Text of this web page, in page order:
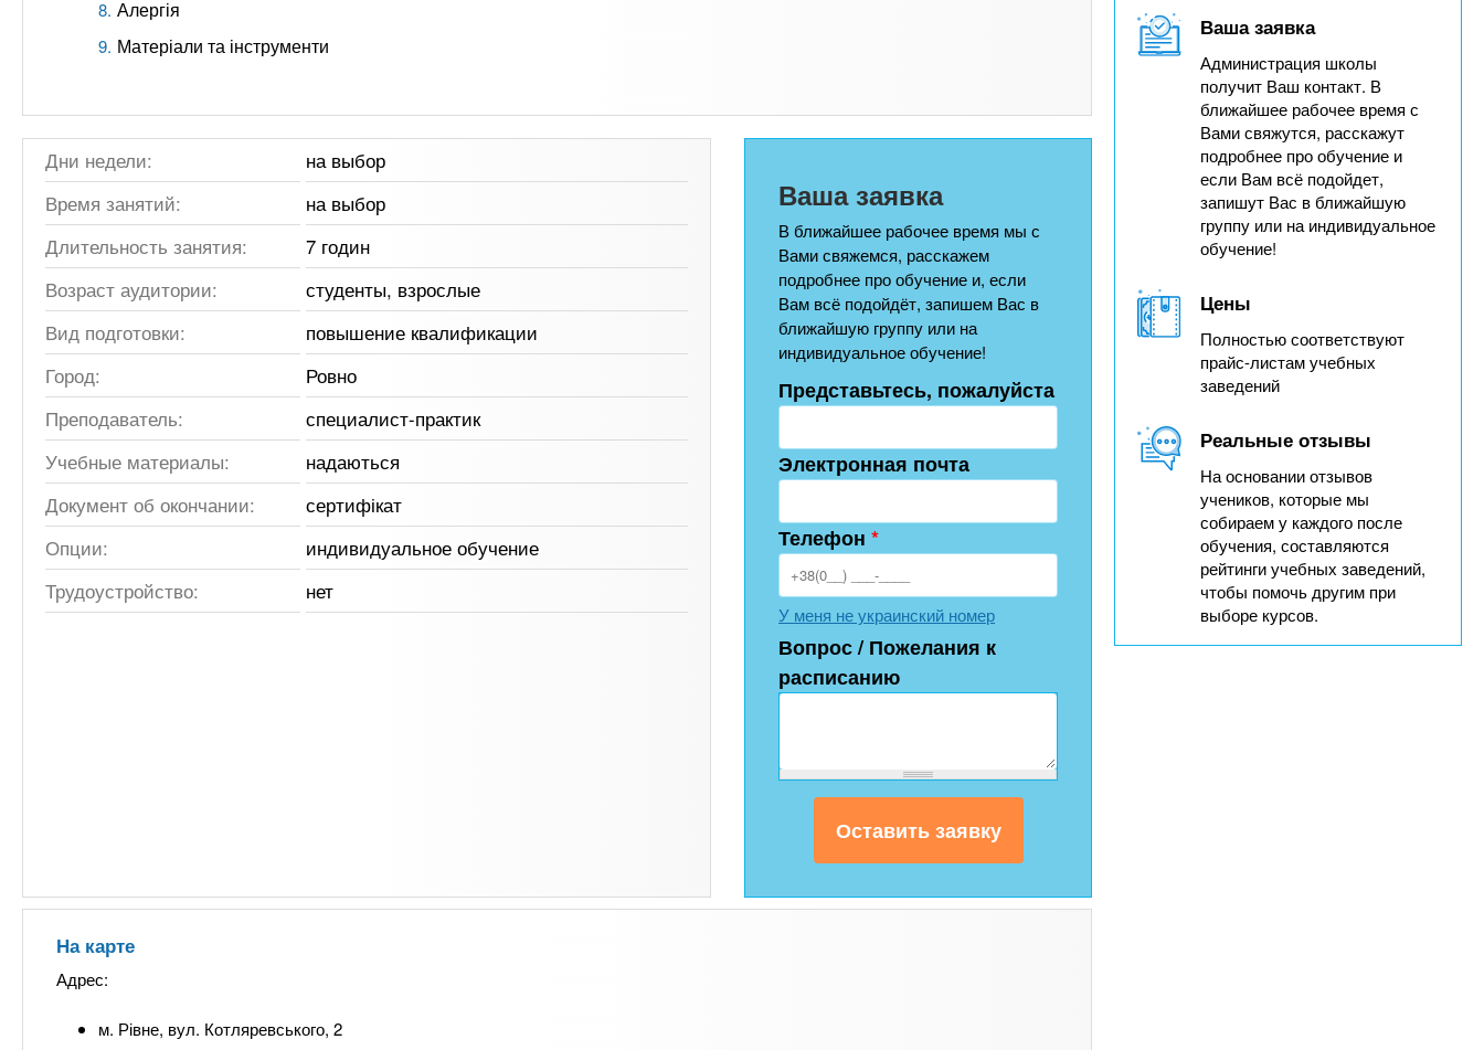
Алергія
Матеріали та інструменти
Дни недели:
на выбор
Время занятий:
на выбор
Длительность занятия:
7 годин
Возраст аудитории:
студенты, взрослые
Вид подготовки:
повышение квалификации
Город:
Ровно
Преподаватель:
специалист-практик
Учебные материалы:
надаються
Документ об окончании:
сертифікат
Опции:
индивидуальное обучение
Трудоустройство:
нет
Ваша заявка
В ближайшее рабочее время мы с
Вами свяжемся, расскажем
подробнее про обучение и, если
Вам всё подойдёт, запишем Вас в
ближайшую группу или на
индивидуальное обучение!
Представьтесь, пожалуйста
Электронная почта
Телефон *
У меня не украинский номер
Вопрос / Пожелания к
расписанию
На карте
Адрес:
м. Рівне, вул. Котляревського, 2
Ваша заявка
Администрация школы
получит Ваш контакт. В
ближайшее рабочее время с
Вами свяжутся, расскажут
подробнее про обучение и
если Вам всё подойдет,
запишут Вас в ближайшую
группу или на индивидуальное
обучение!
Цены
Полностью соответствуют
прайс-листам учебных
заведений
Реальные отзывы
На основании отзывов
учеников, которые мы
собираем у каждого после
обучения, составляются
рейтинги учебных заведений,
чтобы помочь другим при
выборе курсов.